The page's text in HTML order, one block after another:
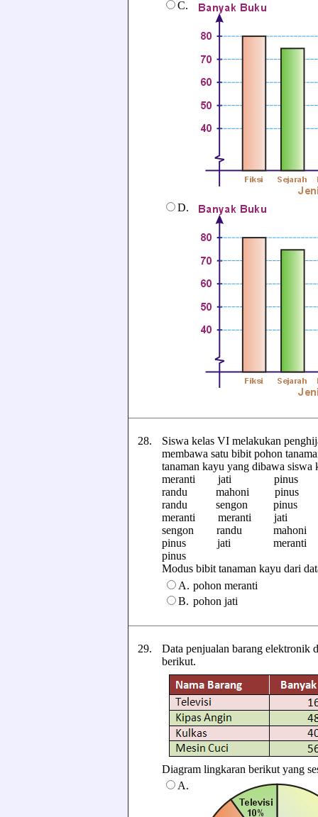
C.
D.
28.
Siswa kelas VI melakukan
membawa satu bibit pohon
tanaman kayu yang dibawa siswa
meranti jati pinus
randu mahoni pinus
randu sengon pinus
meranti meranti jati
sengon randu mahoni
pinus jati meranti
pinus
Modus bibit tanaman kayu dari
A. pohon meranti
B. pohon jati
29.
Data penjualan barang elektronik
berikut.
Diagram lingkaran berikut yang
A.